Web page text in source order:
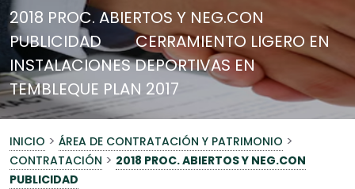
2018 PROC. ABIERTOS Y NEG.CON
PUBLICIDAD
CERRAMIENTO LIGERO EN
INSTALACIONES DEPORTIVAS EN
TEMBLEQUE PLAN 2017
INICIO > ÁREA DE CONTRATACIÓN Y PATRIMONIO >
CONTRATACIÓN > 2018 PROC. ABIERTOS Y NEG.CON
PUBLICIDAD